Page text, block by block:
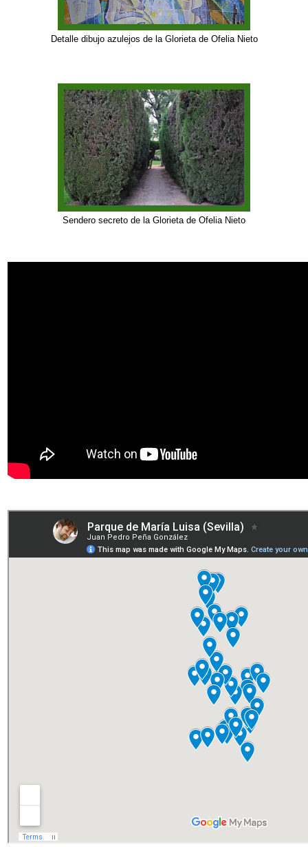
Detalle dibujo azulejos de la Glorieta de Ofelia Nieto
Sendero secreto de la Glorieta de Ofelia Nieto